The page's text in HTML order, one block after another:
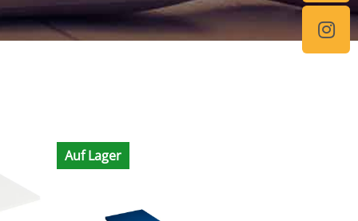
Auf Lager